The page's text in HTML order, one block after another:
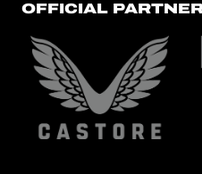
OFFICIAL